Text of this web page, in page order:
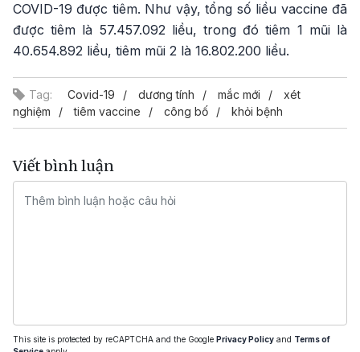
COVID-19 được tiêm. Như vậy, tổng số liều vaccine đã
được tiêm là 57.457.092 liều, trong đó tiêm 1 mũi là
40.654.892 liều, tiêm mũi 2 là 16.802.200 liều.
Tag: Covid-19 dương tính mắc mới
xét
nghiệm
tiêm vaccine công bố khỏi bệnh
Viết bình luận
This site is protected by reCAPTCHA and the Google Privacy Policy and Terms of